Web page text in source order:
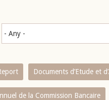
Documents d’Etude et
de la Commission Bancaire